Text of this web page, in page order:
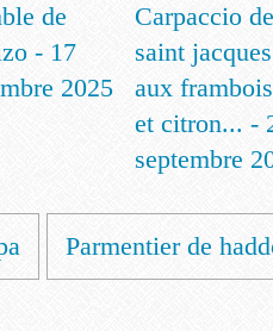
de
- 17
2025
Carpaccio de
saint jacques
aux
et citron... -
septembre
Parmentier de